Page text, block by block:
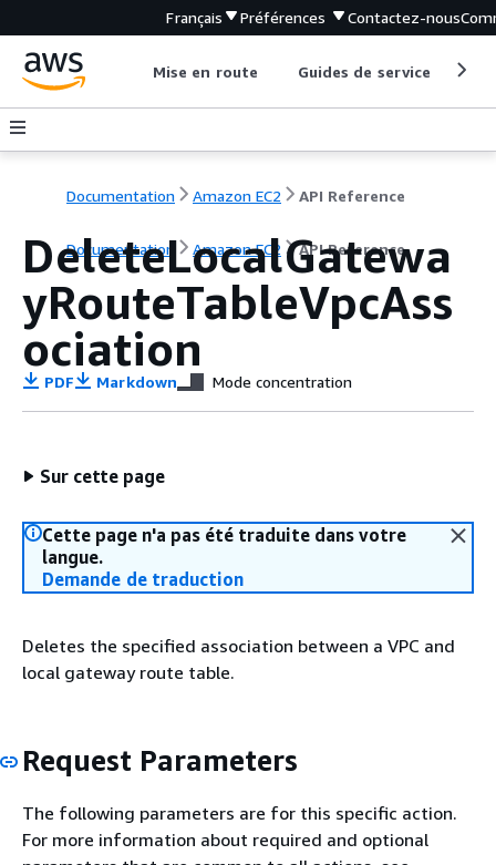
Français Préférences Contactez-nous
Mise en route Guides de service
Documentation Amazon EC2 API Reference
Documentation Amazon EC2 API Reference
DeleteLocalGatewa
yRouteTableVpcAss
ociation
PDF Markdown Mode concentration
Sur cette page
Cette page n'a pas été traduite dans votre
langue.
Demande de traduction
Deletes the specified association between a VPC and
local gateway route table.
Request Parameters
The following parameters are for this specific action.
For more information about required and optional